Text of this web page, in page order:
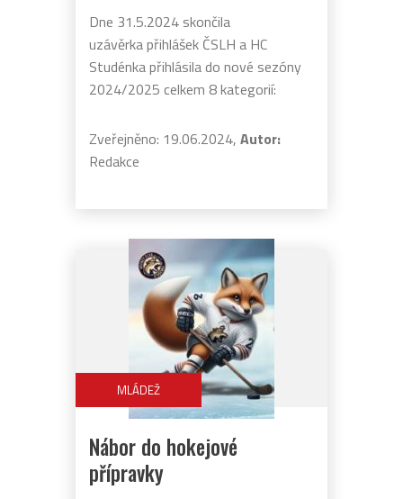
Dne 31.5.2024 skončila
uzávěrka přihlášek ČSLH a HC
Studénka přihlásila do nové sezóny
2024/2025 celkem 8 kategorií:
Zveřejněno: 19.06.2024, Autor:
Redakce
MLÁDEŽ
Nábor do hokejové
přípravky